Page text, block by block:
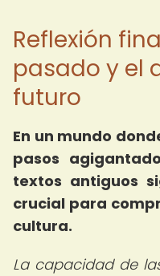
Reflexión
pasado y el
futuro
En un mundo
pasos
textos antiguos
crucial para
cultura.
La capacidad de